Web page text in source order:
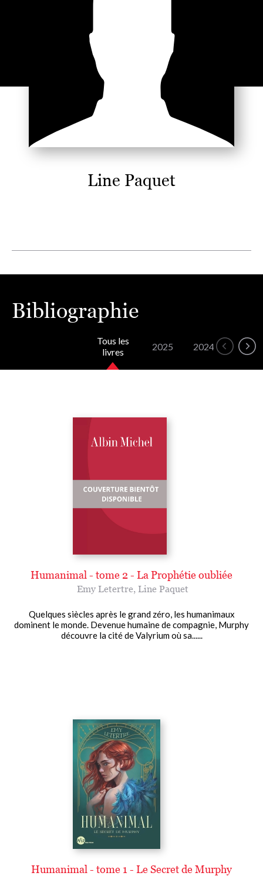
Line Paquet
Bibliographie
Tous les
livres
2025 2024
Humanimal - tome 2 - La Prophétie oubliée
Emy Letertre, Line Paquet
Quelques siècles après le grand zéro, les humanimaux
dominent le monde. Devenue humaine de compagnie, Murphy
découvre la cité de Valyrium où sa......
Humanimal - tome 1 - Le Secret de Murphy